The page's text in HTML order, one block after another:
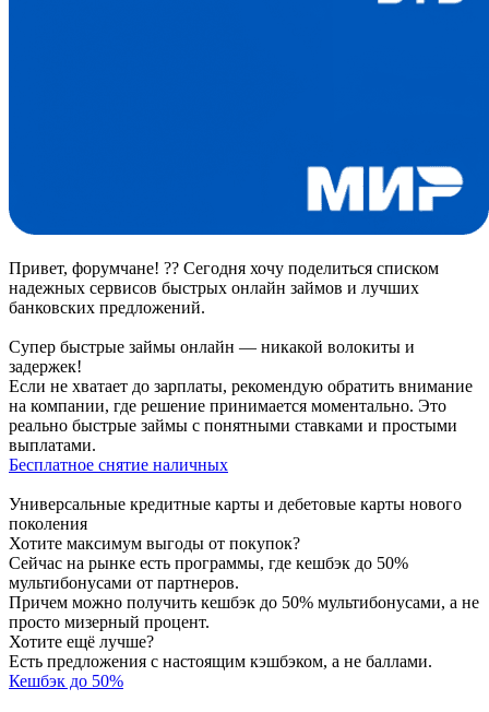
Привет, форумчане! ?? Сегодня хочу поделиться списком
надежных сервисов быстрых онлайн займов и лучших
банковских предложений.
Супер быстрые займы онлайн — никакой волокиты и
задержек!
Если не хватает до зарплаты, рекомендую обратить внимание
на компании, где решение принимается моментально. Это
реально быстрые займы с понятными ставками и простыми
выплатами.
Бесплатное снятие наличных
Универсальные кредитные карты и дебетовые карты нового
поколения
Хотите максимум выгоды от покупок?
Сейчас на рынке есть программы, где кешбэк до 50%
мультибонусами от партнеров.
Причем можно получить кешбэк до 50% мультибонусами, а не
просто мизерный процент.
Хотите ещё лучше?
Есть предложения с настоящим кэшбэком, а не баллами.
Кешбэк до 50%